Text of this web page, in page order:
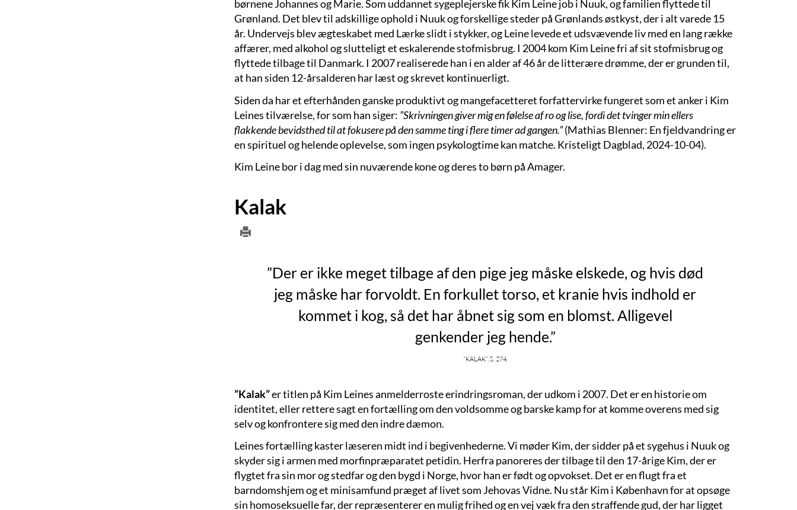
børnene Johannes og Marie. Som uddannet sygeplejerske fik Kim Leine job i Nuuk, og familien flyttede til
Grønland. Det blev til adskillige ophold i Nuuk og forskellige steder på Grønlands østkyst, der i alt varede 15
år. Undervejs blev ægteskabet med Lærke slidt i stykker, og Leine levede et udsvævende liv med en lang række
affærer, med alkohol og slutteligt et eskalerende stofmisbrug. I 2004 kom Kim Leine fri af sit stofmisbrug og
flyttede tilbage til Danmark. I 2007 realiserede han i en alder af 46 år de litterære drømme, der er grunden til,
at han siden 12-årsalderen har læst og skrevet kontinuerligt.
Siden da har et efterhånden ganske produktivt og mangefacetteret forfattervirke fungeret som et anker i Kim
Leines tilværelse, for som han siger: ”Skrivningen giver mig en følelse af ro og lise, fordi det tvinger min ellers
flakkende bevidsthed til at fokusere på den samme ting i flere timer ad gangen.”(Mathias Blenner: En fjeldvandring er
en spirituel og helende oplevelse, som ingen psykologtime kan matche. Kristeligt Dagblad, 2024-10-04).
Kim Leine bor i dag med sin nuværende kone og deres to børn på Amager.
Kalak
”Der er ikke meget tilbage af den pige jeg måske elskede, og hvis død
jeg måske har forvoldt. En forkullet torso, et kranie hvis indhold er
kommet i kog, så det har åbnet sig som en blomst. Alligevel
genkender jeg hende.”
”Kalak”, s. 274.
”Kalak”er titlen på Kim Leines anmelderroste erindringsroman, der udkom i 2007. Det er en historie om
identitet, eller rettere sagt en fortælling om den voldsomme og barske kamp for at komme overens med sig
selv og konfrontere sig med den indre dæmon.
Leines fortælling kaster læseren midt ind i begivenhederne. Vi møder Kim, der sidder på et sygehus i Nuuk og
skyder sig i armen med morfinpræparatet petidin. Herfra panoreres der tilbage til den 17-årige Kim, der er
flygtet fra sin mor og stedfar og den bygd i Norge, hvor han er født og opvokset. Det er en flugt fra et
barndomshjem og et minisamfund præget af livet som Jehovas Vidne. Nu står Kim i København for at opsøge
sin homoseksuelle far, der repræsenterer en mulig frihed og en vej væk fra den straffende gud, der har ligget